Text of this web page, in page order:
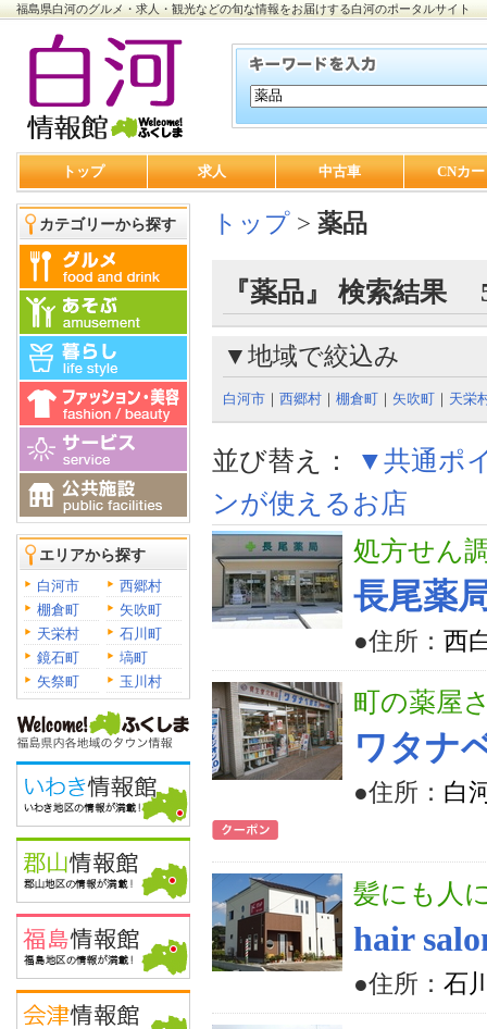
福島県白河のグルメ・求人・観光などの旬な情報をお届けする白河のポータルサイト
トップ 求人 中古車 CNカ
カテゴリーから探す
エリアから探す
白河市
西郷村
棚倉町
矢吹町
天栄村
石川町
鏡石町
塙町
矢祭町
玉川村
トップ > 薬品
『薬品』 検索結果
▼地域で絞込み
白河市 ｜ 西郷村 ｜ 棚倉町 ｜ 矢吹町 ｜ 天栄
並び替え：
▼共通ポ
ンが使えるお店
処方せん
長尾薬
●住所： 西
町の薬屋
ワタナ
●住所： 白
髪にも人
hair
●住所： 石